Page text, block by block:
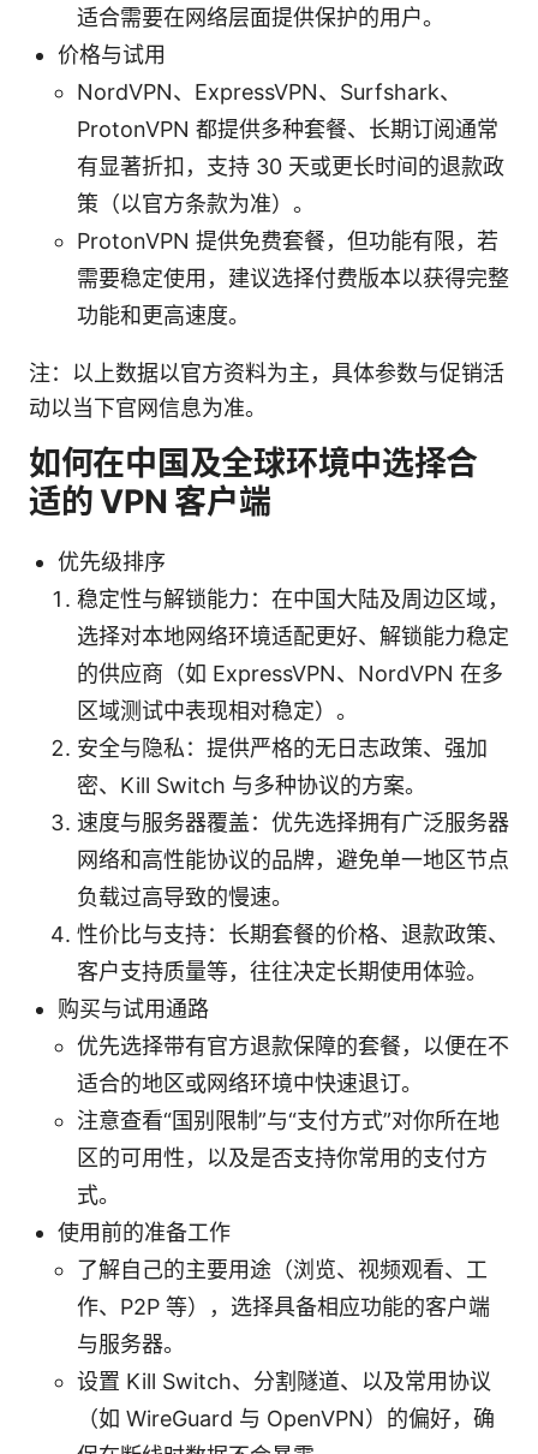
适合需要在网络层面提供保护的用户。
价格与试用
NordVPN、ExpressVPN、Surfshark、
ProtonVPN 都提供多种套餐、长期订阅通常
有显著折扣，支持 30 天或更长时间的退款政
策（以官方条款为准）。
ProtonVPN 提供免费套餐，但功能有限，若
需要稳定使用，建议选择付费版本以获得完整
功能和更高速度。
注：以上数据以官方资料为主，具体参数与促销活
动以当下官网信息为准。
如何在中国及全球环境中选择合
适的 VPN 客户端
优先级排序
稳定性与解锁能力：在中国大陆及周边区域，
选择对本地网络环境适配更好、解锁能力稳定
的供应商（如 ExpressVPN、NordVPN 在多
区域测试中表现相对稳定）。
安全与隐私：提供严格的无日志政策、强加
密、Kill Switch 与多种协议的方案。
速度与服务器覆盖：优先选择拥有广泛服务器
网络和高性能协议的品牌，避免单一地区节点
负载过高导致的慢速。
性价比与支持：长期套餐的价格、退款政策、
客户支持质量等，往往决定长期使用体验。
购买与试用通路
优先选择带有官方退款保障的套餐，以便在不
适合的地区或网络环境中快速退订。
注意查看“国别限制”与“支付方式”对你所在地
区的可用性，以及是否支持你常用的支付方
式。
使用前的准备工作
了解自己的主要用途（浏览、视频观看、工
作、P2P 等），选择具备相应功能的客户端
与服务器。
设置 Kill Switch、分割隧道、以及常用协议
（如 WireGuard 与 OpenVPN）的偏好，确